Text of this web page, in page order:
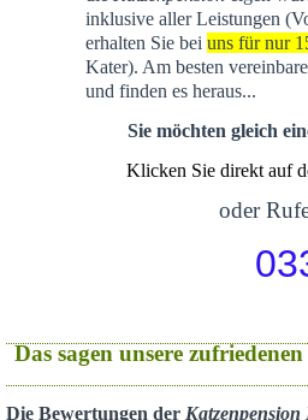
inklusive aller Leistungen
erhalten Sie bei uns für nur
Kater). Am besten
und finden es heraus...
Sie möchten gleich
Klicken Sie direkt auf
oder
Das sagen unsere
Die Bewertungen der